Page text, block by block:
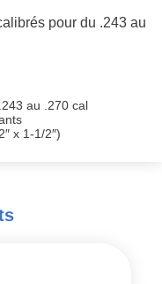
pour du .243 au
au .270 cal
x 1-1/2″)